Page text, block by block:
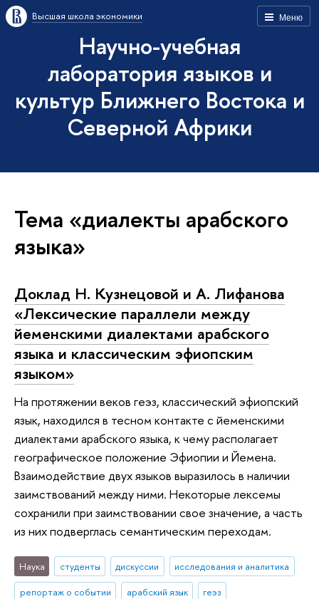
Меню
Высшая школа экономики
Научно-учебная
лаборатория языков и
культур Ближнего Востока и
Северной Африки
Тема «диалекты арабского
языка»
Доклад Н. Кузнецовой и А. Лифанова
«Лексические параллели между
йеменскими диалектами арабского
языка и классическим эфиопским
языком»
На протяжении веков геэз, классический эфиопский
язык, находился в тесном контакте с йеменскими
диалектами арабского языка, к чему располагает
географическое положение Эфиопии и Йемена.
Взаимодействие двух языков выразилось в наличии
заимствований между ними. Некоторые лексемы
сохранили при заимствовании свое значение, а часть
из них подверглась семантическим переходам.
Наука студенты дискуссии
исследования и аналитика
репортаж о событии
арабский язык
геэз